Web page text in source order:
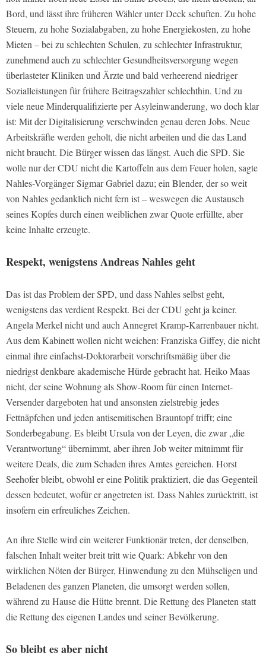
Bord, und lässt ihre früheren Wähler unter Deck schuften. Zu hohe
Steuern, zu hohe Sozialabgaben, zu hohe Energiekosten, zu hohe
Mieten – bei zu schlechten Schulen, zu schlechter Infrastruktur,
zunehmend auch zu schlechter Gesundheitsversorgung wegen
überlasteter Kliniken und Ärzte und bald verheerend niedriger
Sozialleistungen für frühere Beitragszahler schlechthin. Und zu
viele neue Minderqualifizierte per Asyleinwanderung, wo doch klar
ist: Mit der Digitalisierung verschwinden genau deren Jobs. Neue
Arbeitskräfte werden geholt, die nicht arbeiten und die das Land
nicht braucht. Die Bürger wissen das längst. Auch die SPD. Sie
wolle nur der CDU nicht die Kartoffeln aus dem Feuer holen, sagte
Nahles-Vorgänger Sigmar Gabriel dazu; ein Blender, der so weit
von Nahles gedanklich nicht fern ist – weswegen die Austausch
seines Kopfes durch einen weiblichen zwar Quote erfüllte, aber
keine Inhalte erzeugte.
Respekt, wenigstens Andreas Nahles geht
Das ist das Problem der SPD, und dass Nahles selbst geht,
wenigstens das verdient Respekt. Bei der CDU geht ja keiner.
Angela Merkel nicht und auch Annegret Kramp-Karrenbauer nicht.
Aus dem Kabinett wollen nicht weichen: Franziska Giffey, die nicht
einmal ihre einfachst-Doktorarbeit vorschriftsmäßig über die
niedrigst denkbare akademische Hürde gebracht hat. Heiko Maas
nicht, der seine Wohnung als Show-Room für einen Internet-
Versender dargeboten hat und ansonsten zielstrebig jedes
Fettnäpfchen und jeden antisemitischen Brauntopf trifft; eine
Sonderbegabung. Es bleibt Ursula von der Leyen, die zwar „die
Verantwortung“ übernimmt, aber ihren Job weiter mitnimmt für
weitere Deals, die zum Schaden ihres Amtes gereichen. Horst
Seehofer bleibt, obwohl er eine Politik praktiziert, die das Gegenteil
dessen bedeutet, wofür er angetreten ist. Dass Nahles zurücktritt, ist
insofern ein erfreuliches Zeichen.
An ihre Stelle wird ein weiterer Funktionär treten, der denselben,
falschen Inhalt weiter breit tritt wie Quark: Abkehr von den
wirklichen Nöten der Bürger, Hinwendung zu den Mühseligen und
Beladenen des ganzen Planeten, die umsorgt werden sollen,
während zu Hause die Hütte brennt. Die Rettung des Planeten statt
die Rettung des eigenen Landes und seiner Bevölkerung.
So bleibt es aber nicht